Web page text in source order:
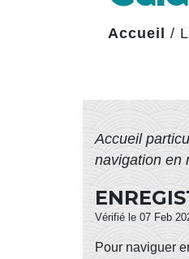
Accueil /
Accueil
navigation en
Vérifié le 07 Feb
Pour naviguer